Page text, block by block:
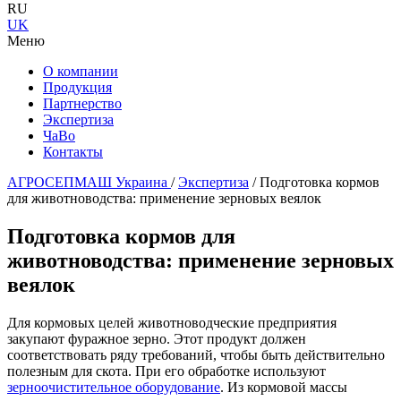
RU
UK
Меню
О компании
Продукция
Партнерство
Экспертиза
ЧаВо
Контакты
АГРОСЕПМАШ Украина /Экспертиза /Подготовка кормов
для животноводства: применение зерновых веялок
Подготовка кормов для
животноводства: применение зерновых
веялок
Для кормовых целей животноводческие предприятия
закупают фуражное зерно. Этот продукт должен
соответствовать ряду требований, чтобы быть действительно
полезным для скота. При его обработке используют
зерноочистительное оборудование. Из кормовой массы